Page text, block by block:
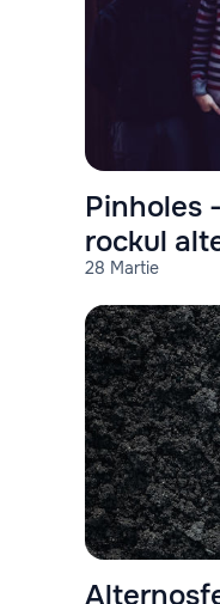
28 Martie
Pinholes
rockul